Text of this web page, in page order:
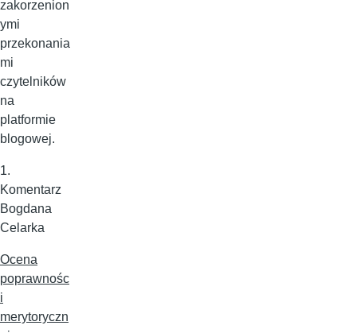
zakorzenion
ymi
przekonania
mi
czytelników
na
platformie
blogowej.
1.
Komentarz
Bogdana
Celarka
Ocena
poprawnośc
i
merytoryczn